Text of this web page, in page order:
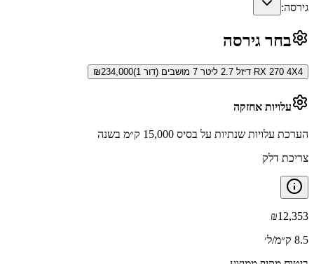
גירסה:
בחר גירסה
RX 270 4X4 דיזל 2.7 ליטר 7 מושבים (דור 1) ₪234,000
עלויות אחזקה
הערכת עלויות שנתיות על בסיס 15,000 ק״מ בשנה
צריכת דלק
₪12,353
8.5 ק״מ/ל׳